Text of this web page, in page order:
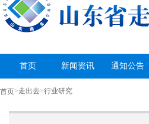
首页 新闻资讯 通知公告
首页>走出去>行业研究